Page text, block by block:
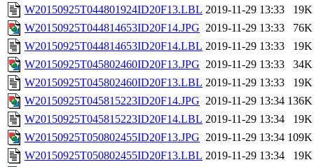
W20150925T044801924ID20F13.LBL 2019-11-29 13:33
19K
W20150925T044814653ID20F14.JPG 2019-11-29 13:33
76K
W20150925T044814653ID20F14.LBL 2019-11-29 13:33
19K
W20150925T045802460ID20F13.JPG 2019-11-29 13:33
34K
W20150925T045802460ID20F13.LBL 2019-11-29 13:33
19K
W20150925T045815223ID20F14.JPG 2019-11-29 13:34 136K
W20150925T045815223ID20F14.LBL 2019-11-29 13:34
19K
W20150925T050802455ID20F13.JPG 2019-11-29 13:34 109K
W20150925T050802455ID20F13.LBL 2019-11-29 13:34
19K